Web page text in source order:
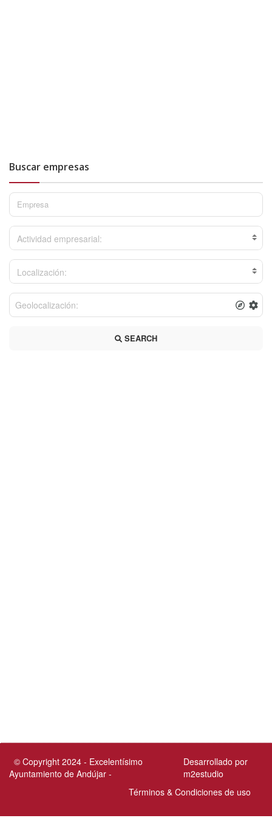
Buscar empresas
Actividad empresarial:
Localización:
SEARCH
Desarrollado por
m2estudio
© Copyright 2024 - Excelentísimo
Ayuntamiento de Andújar -
Términos & Condiciones de uso